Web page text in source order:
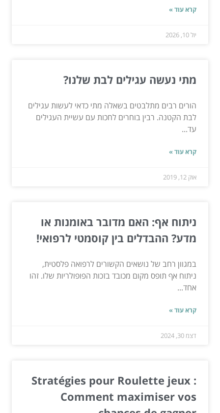
קרא עוד »
יול 10, 2026
מתי נעשה עגילים לבת שלנו?
הורים רבים מתלבטים בשאלה מתי כדאי לעשות עגילים
לבת הקטנה. רבין בוחרים לחכות עם עשיית העגילים
עד...
קרא עוד »
אוק 12, 2019
ניתוח אף: האם מדובר באומנות או
מדע? ההבדלים בין קוסמטי לרפואי!
במגוון רחב של נושאים הקשורים לרפואה פלסטית,
ניתוח אף תופס מקום מכובד בזכות הפופולריות שלו. זהו
אחד...
קרא עוד »
דצמ 30, 2024
Stratégies pour Roulette jeux :
Comment maximiser vos